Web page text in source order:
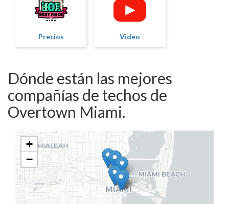
Precios Video
Dónde están las mejores
compañías de techos de
Overtown Miami.
+
−